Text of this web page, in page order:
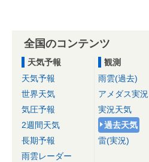
全国のコンテンツ
天気予報
天気予報
世界天気
気圧予報
2週間天気
長期予報
雨雲レーダー
観測
雨雲(過去)
アメダス実況
実況天気
過去天気
雷(実況)